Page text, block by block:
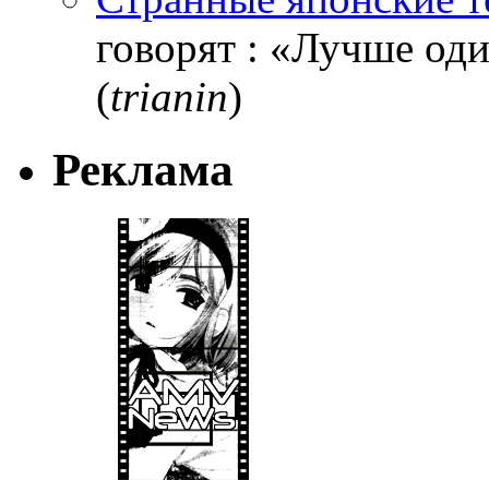
говорят : «Лучше
(trianin)
Реклама